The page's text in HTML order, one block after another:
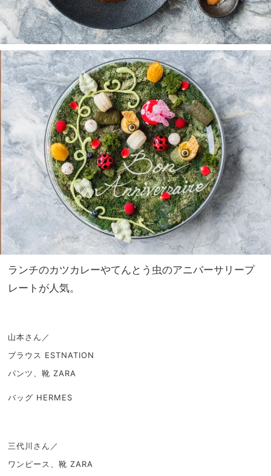
ランチのカツカレーやてんとう虫のアニバーサリープ
レートが人気。
山本さん／
ブラウス ESTNATION
パンツ、靴 ZARA
バッグ HERMES
三代川さん／
ワンピース、靴 ZARA